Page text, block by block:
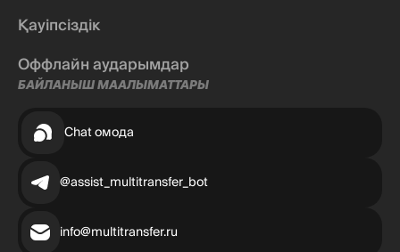
Қауіпсіздік
Оффлайн аударымдар
БАЙЛАНЫШ МААЛЫМАТТАРЫ
Chat омода
@assist_multitransfer_bot
info@multitransfer.ru